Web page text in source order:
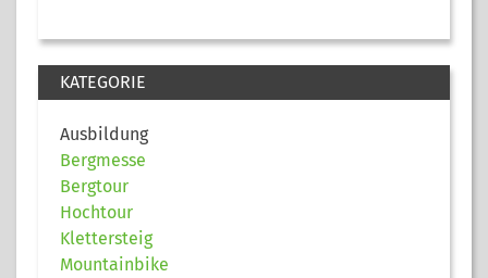
KATEGORIE
Ausbildung
Bergmesse
Bergtour
Hochtour
Klettersteig
Mountainbike